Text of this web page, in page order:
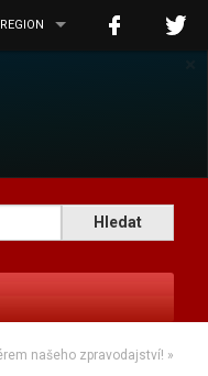
REGION
našeho zpravodajství! »